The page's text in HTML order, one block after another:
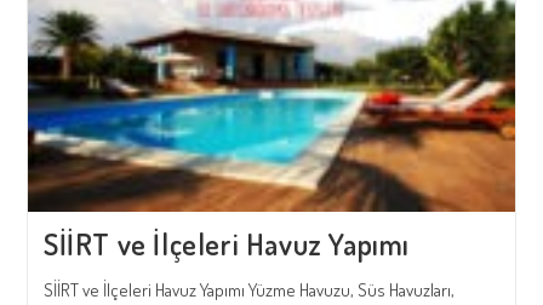
SİİRT ve İlçeleri Havuz Yapımı
SİİRT ve İlçeleri Havuz Yapımı Yüzme Havuzu, Süs Havuzları,